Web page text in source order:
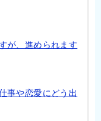
が、進められます
事や恋愛にどう出